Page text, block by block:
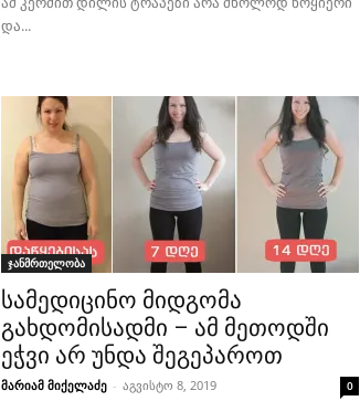
და...
ჯანმრთელობა
სამედიცინო მიდგომა
გახდომისადმი – ამ მეთოდში
ეჭვი არ უნდა შეგეპაროთ
მარიამ მიქელაძე - აგვისტო 8, 2019 0